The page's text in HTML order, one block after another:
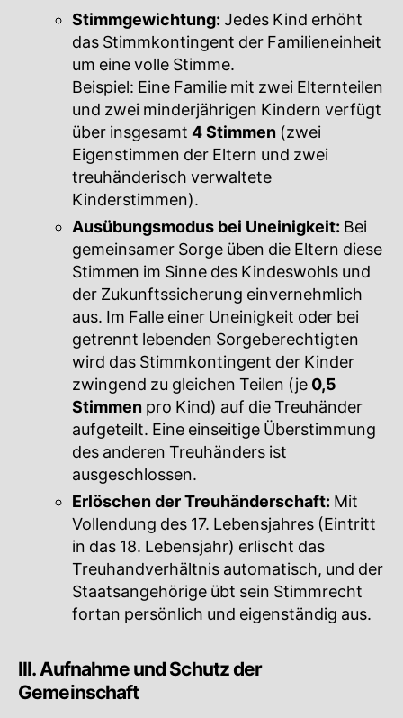
Stimmgewichtung: Jedes Kind erhöht
das Stimmkontingent der Familieneinheit
um eine volle Stimme.
Beispiel: Eine Familie mit zwei Elternteilen
und zwei minderjährigen Kindern verfügt
über insgesamt 4 Stimmen (zwei
Eigenstimmen der Eltern und zwei
treuhänderisch verwaltete
Kinderstimmen).
Ausübungsmodus bei Uneinigkeit: Bei
gemeinsamer Sorge üben die Eltern diese
Stimmen im Sinne des Kindeswohls und
der Zukunftssicherung einvernehmlich
aus. Im Falle einer Uneinigkeit oder bei
getrennt lebenden Sorgeberechtigten
wird das Stimmkontingent der Kinder
zwingend zu gleichen Teilen (je 0,5
Stimmen pro Kind) auf die Treuhänder
aufgeteilt. Eine einseitige Überstimmung
des anderen Treuhänders ist
ausgeschlossen.
Erlöschen der Treuhänderschaft: Mit
Vollendung des 17. Lebensjahres (Eintritt
in das 18. Lebensjahr) erlischt das
Treuhandverhältnis automatisch, und der
Staatsangehörige übt sein Stimmrecht
fortan persönlich und eigenständig aus.
III. Aufnahme und Schutz der
Gemeinschaft